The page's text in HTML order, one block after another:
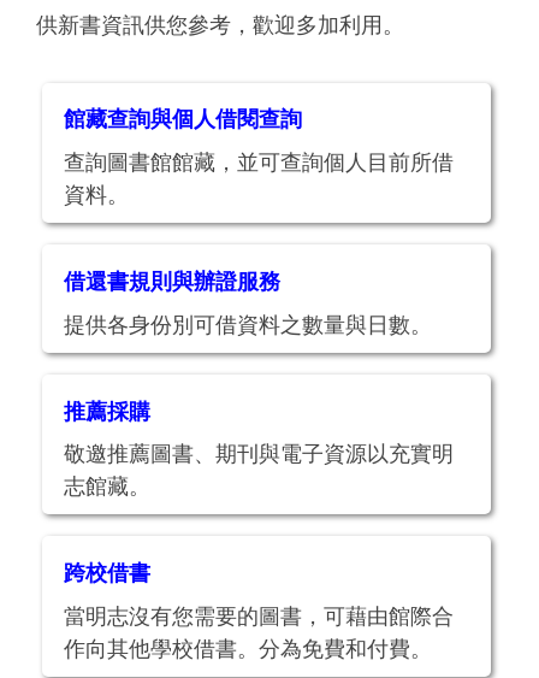
供新書資訊供您參考，歡迎多加利用。
館藏查詢與個人借閱查詢
查詢圖書館館藏，並可查詢個人目前所借
資料。
借還書規則與辦證服務
提供各身份別可借資料之數量與日數。
推薦採購
敬邀推薦圖書、期刊與電子資源以充實明
志館藏。
跨校借書
當明志沒有您需要的圖書，可藉由館際合
作向其他學校借書。分為免費和付費。